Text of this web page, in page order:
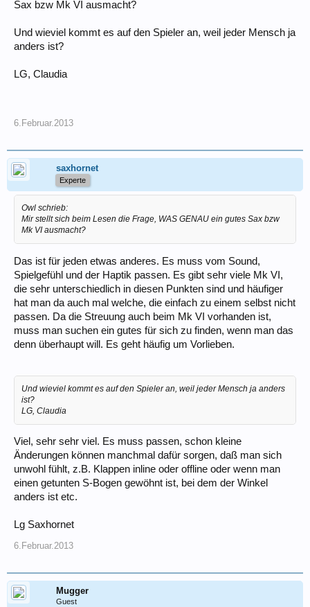
Sax bzw Mk VI ausmacht?
Und wieviel kommt es auf den Spieler an, weil jeder Mensch ja
anders ist?
LG, Claudia
6.Februar.2013
saxhornet
Experte
Owl schrieb:
Mir stellt sich beim Lesen die Frage, WAS GENAU ein gutes Sax bzw
Mk VI ausmacht?
Das ist für jeden etwas anderes. Es muss vom Sound,
Spielgefühl und der Haptik passen. Es gibt sehr viele Mk VI,
die sehr unterschiedlich in diesen Punkten sind und häufiger
hat man da auch mal welche, die einfach zu einem selbst nicht
passen. Da die Streuung auch beim Mk VI vorhanden ist,
muss man suchen ein gutes für sich zu finden, wenn man das
denn überhaupt will. Es geht häufig um Vorlieben.
Und wieviel kommt es auf den Spieler an, weil jeder Mensch ja anders
ist?
LG, Claudia
Viel, sehr sehr viel. Es muss passen, schon kleine
Änderungen können manchmal dafür sorgen, daß man sich
unwohl fühlt, z.B. Klappen inline oder offline oder wenn man
einen getunten S-Bogen gewöhnt ist, bei dem der Winkel
anders ist etc.
Lg Saxhornet
6.Februar.2013
Mugger
Guest